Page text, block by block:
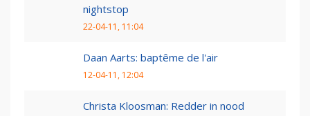
nightstop
22-04-11, 11:04
Daan Aarts: baptême de l'air
12-04-11, 12:04
Christa Kloosman: Redder in nood